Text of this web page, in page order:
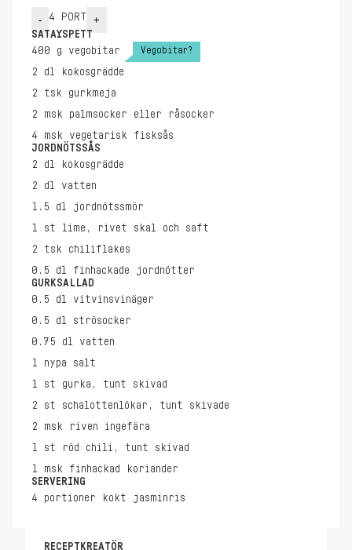
- 4 PORT +
SATAYSPETT
400 g vegobitar Vegobitar?
2 dl
kokosgrädde
2 tsk
gurkmeja
2 msk
palmsocker eller råsocker
4 msk
vegetarisk fisksås
JORDNÖTSSÅS
2 dl
kokosgrädde
2 dl
vatten
1.5 dl
jordnötssmör
1 st
lime, rivet skal och saft
2 tsk
chiliflakes
0.5 dl
finhackade jordnötter
GURKSALLAD
0.5 dl
vitvinsvinäger
0.5 dl
strösocker
0.75 dl
vatten
1 nypa
salt
1 st
gurka, tunt skivad
2 st
schalottenlökar, tunt skivade
2 msk
riven ingefära
1 st
röd chili, tunt skivad
1 msk
finhackad koriander
SERVERING
4 portioner kokt jasminris
RECEPTKREATÖR